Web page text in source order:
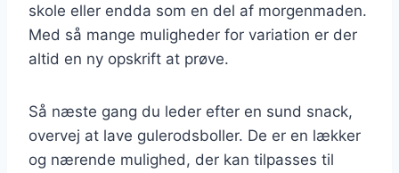
skole eller endda som en del af morgenmaden.
Med så mange muligheder for variation er der
altid en ny opskrift at prøve.
Så næste gang du leder efter en sund snack,
overvej at lave gulerodsboller. De er en lækker
og nærende mulighed, der kan tilpasses til